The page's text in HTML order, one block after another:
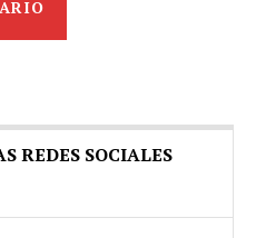
REDES SOCIALES